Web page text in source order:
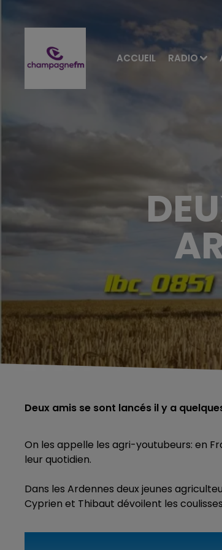
ACCUEIL RADIO
Deux amis se sont lancés il y a
On les appelle les agri-youtubeurs: en
leur quotidien.
Dans les Ardennes deux jeunes
Cyprien et Thibaut dévoilent les